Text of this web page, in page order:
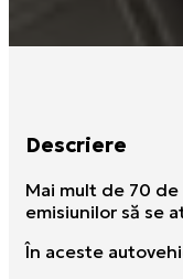
Descriere
Mai mult de 70
emisiunilor să se
În aceste